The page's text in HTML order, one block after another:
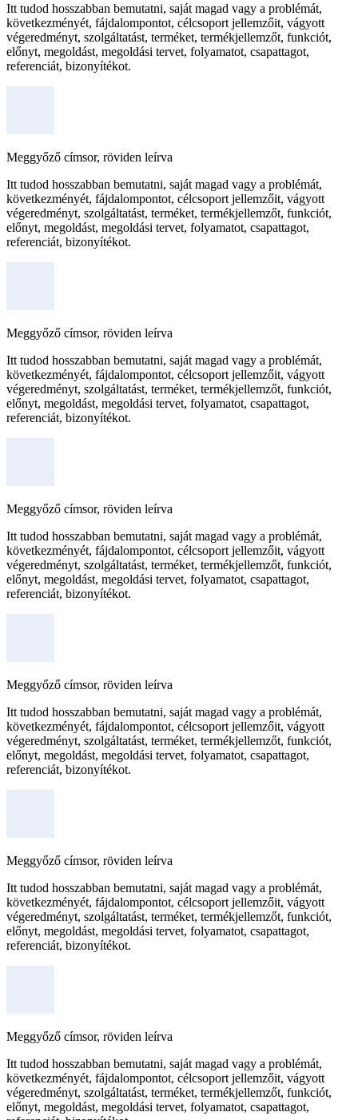
Itt tudod hosszabban bemutatni, saját magad vagy a problémát,
következményét, fájdalompontot, célcsoport jellemzőit, vágyott
végeredményt, szolgáltatást, terméket, termékjellemzőt, funkciót,
előnyt, megoldást, megoldási tervet, folyamatot, csapattagot,
referenciát, bizonyítékot.
Meggyőző címsor, röviden leírva
Itt tudod hosszabban bemutatni, saját magad vagy a problémát,
következményét, fájdalompontot, célcsoport jellemzőit, vágyott
végeredményt, szolgáltatást, terméket, termékjellemzőt, funkciót,
előnyt, megoldást, megoldási tervet, folyamatot, csapattagot,
referenciát, bizonyítékot.
Meggyőző címsor, röviden leírva
Itt tudod hosszabban bemutatni, saját magad vagy a problémát,
következményét, fájdalompontot, célcsoport jellemzőit, vágyott
végeredményt, szolgáltatást, terméket, termékjellemzőt, funkciót,
előnyt, megoldást, megoldási tervet, folyamatot, csapattagot,
referenciát, bizonyítékot.
Meggyőző címsor, röviden leírva
Itt tudod hosszabban bemutatni, saját magad vagy a problémát,
következményét, fájdalompontot, célcsoport jellemzőit, vágyott
végeredményt, szolgáltatást, terméket, termékjellemzőt, funkciót,
előnyt, megoldást, megoldási tervet, folyamatot, csapattagot,
referenciát, bizonyítékot.
Meggyőző címsor, röviden leírva
Itt tudod hosszabban bemutatni, saját magad vagy a problémát,
következményét, fájdalompontot, célcsoport jellemzőit, vágyott
végeredményt, szolgáltatást, terméket, termékjellemzőt, funkciót,
előnyt, megoldást, megoldási tervet, folyamatot, csapattagot,
referenciát, bizonyítékot.
Meggyőző címsor, röviden leírva
Itt tudod hosszabban bemutatni, saját magad vagy a problémát,
következményét, fájdalompontot, célcsoport jellemzőit, vágyott
végeredményt, szolgáltatást, terméket, termékjellemzőt, funkciót,
előnyt, megoldást, megoldási tervet, folyamatot, csapattagot,
referenciát, bizonyítékot.
Meggyőző címsor, röviden leírva
Itt tudod hosszabban bemutatni, saját magad vagy a problémát,
következményét, fájdalompontot, célcsoport jellemzőit, vágyott
végeredményt, szolgáltatást, terméket, termékjellemzőt, funkciót,
előnyt, megoldást, megoldási tervet, folyamatot, csapattagot,